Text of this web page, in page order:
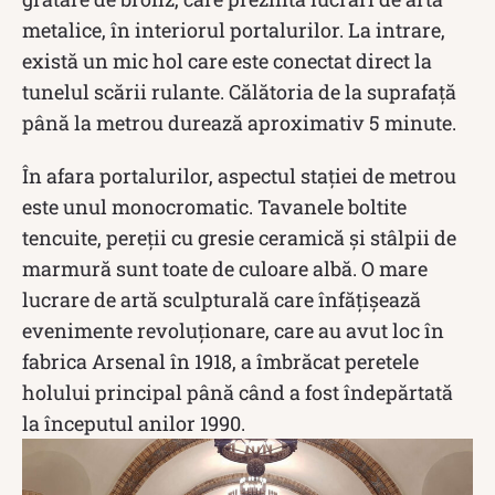
metalice, în interiorul portalurilor. La intrare,
există un mic hol care este conectat direct la
tunelul scării rulante. Călătoria de la suprafață
până la metrou durează aproximativ 5 minute.
În afara portalurilor, aspectul stației de metrou
este unul monocromatic. Tavanele boltite
tencuite, pereții cu gresie ceramică și stâlpii de
marmură sunt toate de culoare albă. O mare
lucrare de artă sculpturală care înfățișează
evenimente revoluționare, care au avut loc în
fabrica Arsenal în 1918, a îmbrăcat peretele
holului principal până când a fost îndepărtată
la începutul anilor 1990.